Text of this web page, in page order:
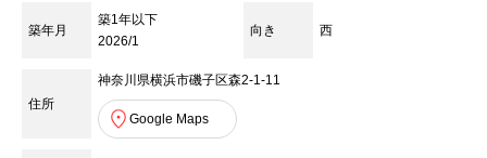
築年月
築1年以下
2026/1
向き 西
住所
神奈川県横浜市磯子区森2-1-11
Google Maps